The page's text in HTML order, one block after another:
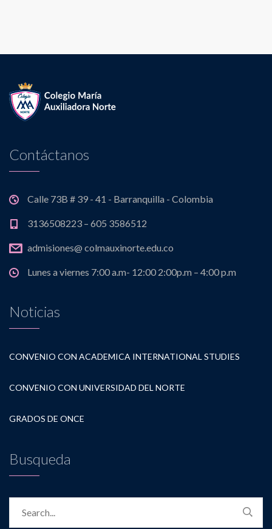
Contáctanos
Calle 73B # 39 - 41 - Barranquilla - Colombia
3136508223 – 605 3586512
admisiones@ colmauxinorte.edu.co
Lunes a viernes 7:00 a.m- 12:00 2:00p.m – 4:00 p.m
Noticias
CONVENIO CON ACADEMICA INTERNATIONAL STUDIES
CONVENIO CON UNIVERSIDAD DEL NORTE
GRADOS DE ONCE
Busqueda